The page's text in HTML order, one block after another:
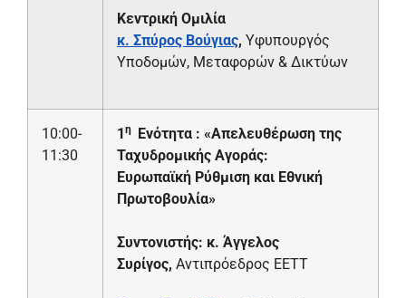
Κεντρική Ομιλία
κ. Σπύρος Βούγιας, Υφυπουργός
Υποδομών, Μεταφορών & Δικτύων
10:00-
11:30
1 η
Ενότητα : «Απελευθέρωση της
Ταχυδρομικής Αγοράς:
Ευρωπαϊκή Ρύθμιση και Εθνική
Πρωτοβουλία»
Συντονιστής: κ. Άγγελος
Συρίγος, Αντιπρόεδρος ΕΕΤΤ